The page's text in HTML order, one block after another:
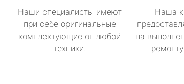
Наши специалисты имеют
при себе оригинальные
комплектующие от любой
техники.
Наша
на